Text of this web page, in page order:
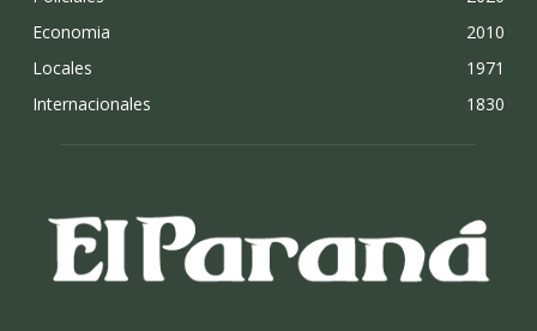
Economia
2010
Locales
1971
Internacionales
1830